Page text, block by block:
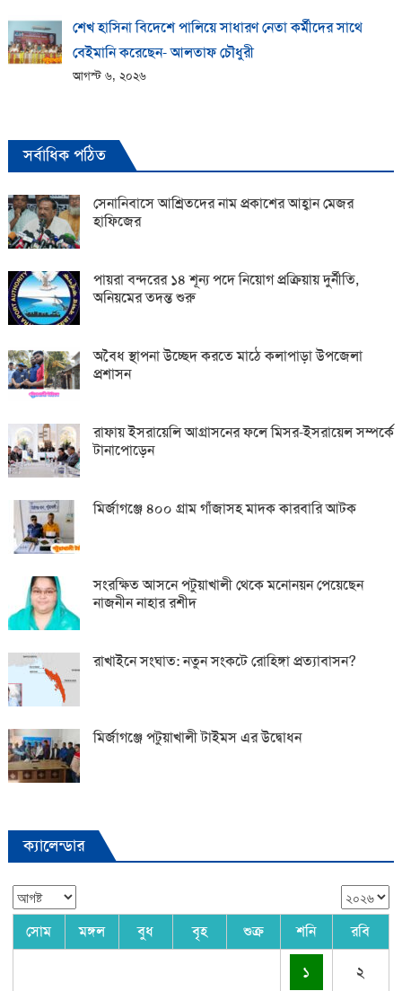
শেখ হাসিনা বিদেশে পালিয়ে সাধারণ নেতা কর্মীদের সাথে
বেইমানি করেছেন- আলতাফ চৌধুরী
আগস্ট ৬, ২০২৬
সর্বাধিক পঠিত
সেনানিবাসে আশ্রিতদের নাম প্রকাশের আহ্বান মেজর
হাফিজের
পায়রা বন্দরের ১৪ শূন্য পদে নিয়োগ প্রক্রিয়ায় দুর্নীতি,
অনিয়মের তদন্ত শুরু
অবৈধ স্থাপনা উচ্ছেদ করতে মাঠে কলাপাড়া উপজেলা
প্রশাসন
রাফায় ইসরায়েলি আগ্রাসনের ফলে মিসর-ইসরায়েল সম্পর্কে
টানাপোড়েন
মির্জাগঞ্জে ৪০০ গ্রাম গাঁজাসহ মাদক কারবারি আটক
সংরক্ষিত আসনে পটুয়াখালী থেকে মনোনয়ন পেয়েছেন
নাজনীন নাহার রশীদ
রাখাইনে সংঘাত: নতুন সংকটে রোহিঙ্গা প্রত্যাবাসন?
মির্জাগঞ্জে পটুয়াখালী টাইমস এর উদ্বোধন
ক্যালেন্ডার
সোম মঙ্গল বুধ বৃহ শুক্র শনি রবি
১ ২